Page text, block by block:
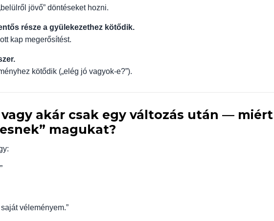
jövő” döntéseket hozni.
része a gyülekezethez kötődik.
kap megerősítést.
kötődik („elég jó vagyok-e?”).
akár csak egy változás után — miért
magukat?
véleményem.”